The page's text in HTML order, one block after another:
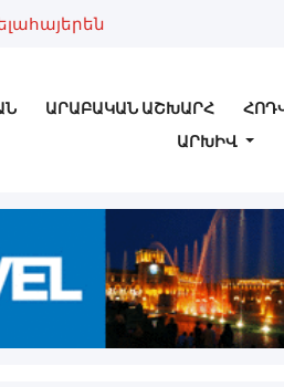
ԱՐԱԲԱԿԱՆ ԱՇԽԱՐՀ
ԱՐԽԻՎ